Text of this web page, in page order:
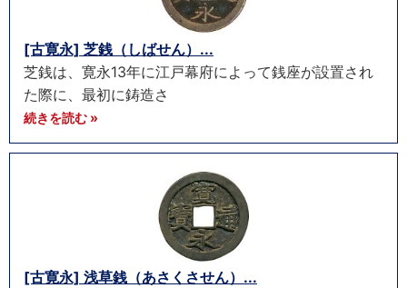
[古寛永] 芝銭（しばせん）...
芝銭は、寛永13年に江戸幕府によって銭座が設置され
た際に、最初に鋳造さ
続きを読む »
[古寛永] 浅草銭（あさくさせん）...